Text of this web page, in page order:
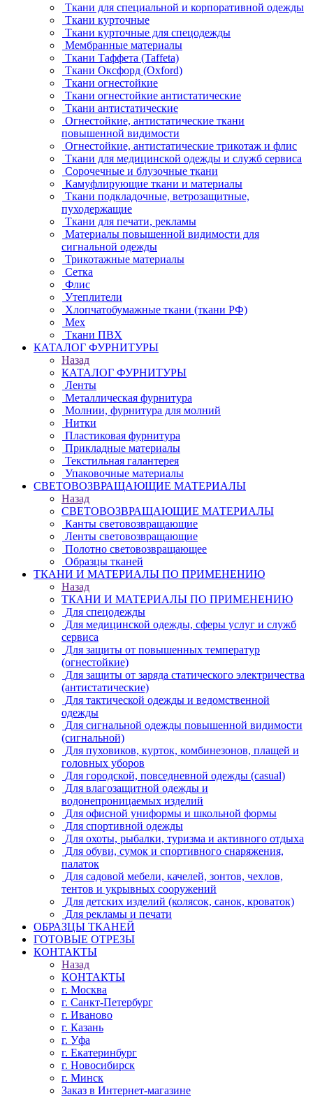
Ткани для специальной и корпоративной одежды
Ткани курточные
Ткани курточные для спецодежды
Мембранные материалы
Ткани Таффета (Taffeta)
Ткани Оксфорд (Oxford)
Ткани огнестойкие
Ткани огнестойкие антистатические
Ткани антистатические
Огнестойкие, антистатические ткани
повышенной видимости
Огнестойкие, антистатические трикотаж и флис
Ткани для медицинской одежды и служб сервиса
Сорочечные и блузочные ткани
Камуфлирующие ткани и материалы
Ткани подкладочные, ветрозащитные,
пуходержащие
Ткани для печати, рекламы
Материалы повышенной видимости для
сигнальной одежды
Трикотажные материалы
Сетка
Флис
Утеплители
Хлопчатобумажные ткани (ткани РФ)
Мех
Ткани ПВХ
КАТАЛОГ ФУРНИТУРЫ
Назад
КАТАЛОГ ФУРНИТУРЫ
Ленты
Металлическая фурнитура
Молнии, фурнитура для молний
Нитки
Пластиковая фурнитура
Прикладные материалы
Текстильная галантерея
Упаковочные материалы
СВЕТОВОЗВРАЩАЮЩИЕ МАТЕРИАЛЫ
Назад
СВЕТОВОЗВРАЩАЮЩИЕ МАТЕРИАЛЫ
Канты световозвращающие
Ленты световозвращающие
Полотно световозвращающее
Образцы тканей
ТКАНИ И МАТЕРИАЛЫ ПО ПРИМЕНЕНИЮ
Назад
ТКАНИ И МАТЕРИАЛЫ ПО ПРИМЕНЕНИЮ
Для спецодежды
Для медицинской одежды, сферы услуг и служб
сервиса
Для защиты от повышенных температур
(огнестойкие)
Для защиты от заряда статического электричества
(антистатические)
Для тактической одежды и ведомственной
одежды
Для сигнальной одежды повышенной видимости
(сигнальной)
Для пуховиков, курток, комбинезонов, плащей и
головных уборов
Для городской, повседневной одежды (casual)
Для влагозащитной одежды и
водонепроницаемых изделий
Для офисной униформы и школьной формы
Для спортивной одежды
Для охоты, рыбалки, туризма и активного отдыха
Для обуви, сумок и спортивного снаряжения,
палаток
Для садовой мебели, качелей, зонтов, чехлов,
тентов и укрывных сооружений
Для детских изделий (колясок, санок, кроваток)
Для рекламы и печати
ОБРАЗЦЫ ТКАНЕЙ
ГОТОВЫЕ ОТРЕЗЫ
КОНТАКТЫ
Назад
КОНТАКТЫ
г. Москва
г. Санкт-Петербург
г. Иваново
г. Казань
г. Уфа
г. Екатеринбург
г. Новосибирск
г. Минск
Заказ в Интернет-магазине